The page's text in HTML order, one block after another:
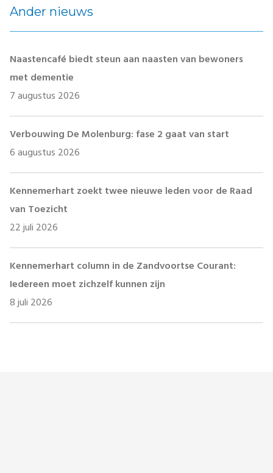
Ander nieuws
Naastencafé biedt steun aan naasten van bewoners
met dementie
7 augustus 2026
Verbouwing De Molenburg: fase 2 gaat van start
6 augustus 2026
Kennemerhart zoekt twee nieuwe leden voor de Raad
van Toezicht
22 juli 2026
Kennemerhart column in de Zandvoortse Courant:
Iedereen moet zichzelf kunnen zijn
8 juli 2026